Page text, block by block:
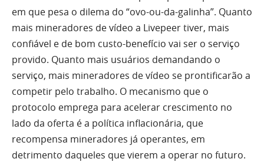
em que pesa o dilema do “ovo-ou-da-galinha”. Quanto
mais mineradores de vídeo a Livepeer tiver, mais
confiável e de bom custo-benefício vai ser o serviço
provido. Quanto mais usuários demandando o
serviço, mais mineradores de vídeo se prontificarão a
competir pelo trabalho. O mecanismo que o
protocolo emprega para acelerar crescimento no
lado da oferta é a política inflacionária, que
recompensa mineradores já operantes, em
detrimento daqueles que vierem a operar no futuro.